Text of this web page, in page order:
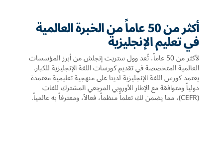
أكثر من 50 عاماً من الخبرة العالمية
في تعليم الإنجليزية
لأكثر من 50 عاماً، تُعد وول ستريت إنجلش من أبرز المؤسسات
العالمية المتخصصة في تقديم كورسات اللغة الإنجليزية للكبار.
يعتمد كورس اللغة الإنجليزية لدينا على منهجية تعليمية معتمدة
دولياً ومتوافقة مع الإطار الأوروبي المرجعي المشترك للغات
(CEFR)، مما يضمن لك تعلماً منظماً، فعالاً، ومعترفاً به عالمياً.